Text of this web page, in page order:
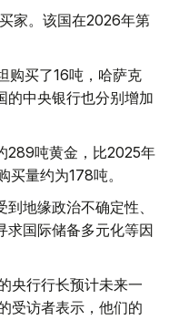
家。该国在2026年第
购买了16吨，哈萨克
的中央银行也分别增加
289吨黄金，比2025年
量约为178吨。
地缘政治不确定性、
求国际储备多元化等因
央行行长预计未来一
受访者表示，他们的